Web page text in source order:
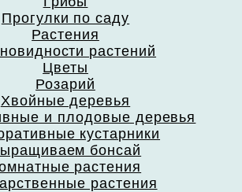
Прогулки по саду
Растения
растений
Цветы
Розарий
Хвойные деревья
и плодовые деревья
кустарники
бонсай
растения
растения